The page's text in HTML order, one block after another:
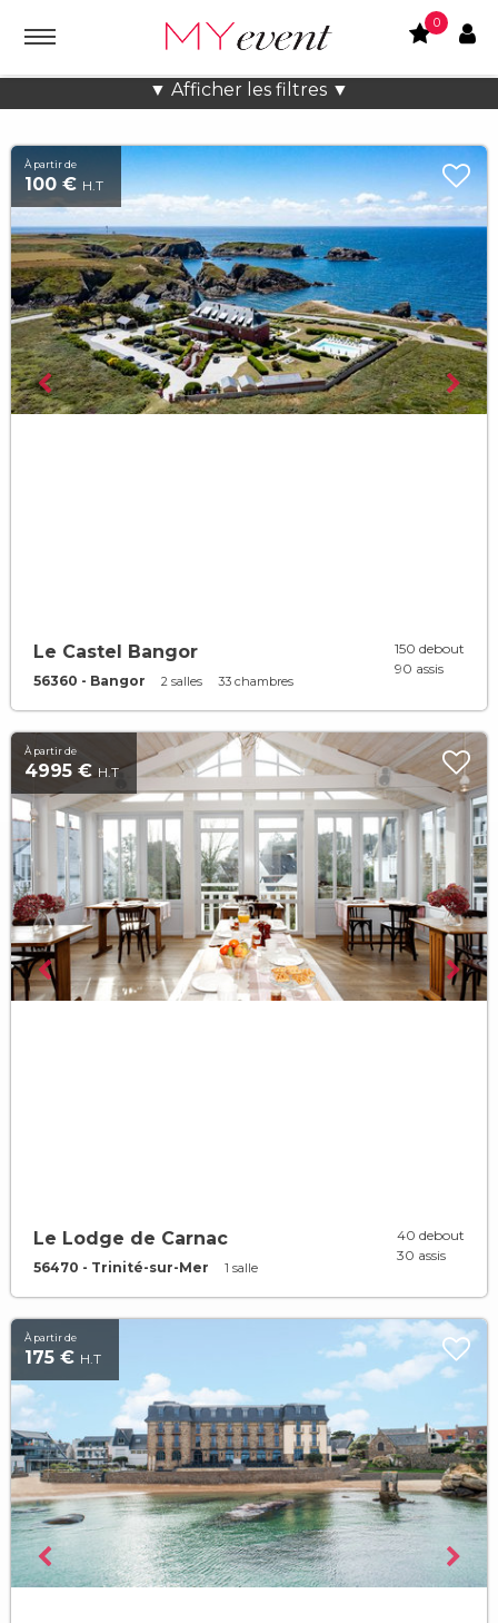
0
▼ Afficher les filtres ▼
Location lieux et salles atypiques
À partir de
100 € H.T
Le Castel Bangor
56360 - Bangor 2 salles 33 chambres
150 debout
90 assis
À partir de
4995 €H.T
Le Lodge de Carnac
56470 - Trinité-sur-Mer 1 salle
40 debout
30 assis
À partir de
175 € H.T